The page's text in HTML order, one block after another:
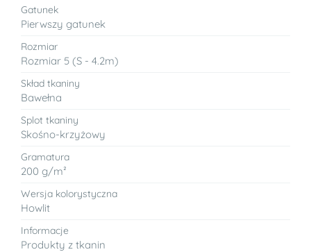
Gatunek
Pierwszy gatunek
Rozmiar
Rozmiar 5 (S - 4.2m)
Skład tkaniny
Bawełna
Splot tkaniny
Skośno-krzyżowy
Gramatura
200 g/m²
Wersja kolorystyczna
Howlit
Informacje
Produkty z tkanin